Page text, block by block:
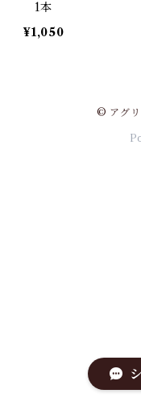
1本
¥1,050
© アグリ